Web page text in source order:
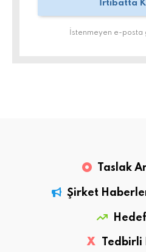
İstenmeyen e-
Taslak
Şirket
X Tedbirli